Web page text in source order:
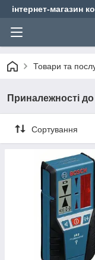
інтернет-магазин
Товари та
Приналежності
Сортування